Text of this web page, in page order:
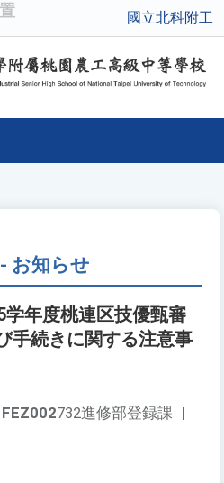
國立北科附工
お知らせ
学年度桃連区技優甄審
手続きに関する注意事
FEZ002732進修部登録課 |